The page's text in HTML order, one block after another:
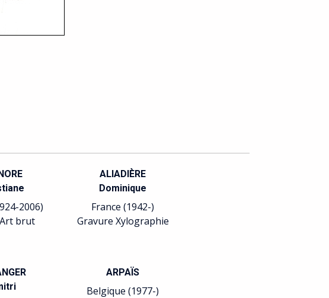
2006)
brut
ALIADIÈRE
Dominique
France (1942-)
Gravure Xylographie
ARPAÏS
Belgique (1977-)